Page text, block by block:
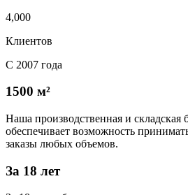
4,000
Клиентов
С 2007 года
1500 м²
Наша производственная и складская
обеспечивает возможность
заказы любых объемов.
За 18 лет